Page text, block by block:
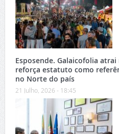
Esposende. Galaicofolia
reforça estatuto como
no Norte do país
21 Julho, 2026 - 18:45